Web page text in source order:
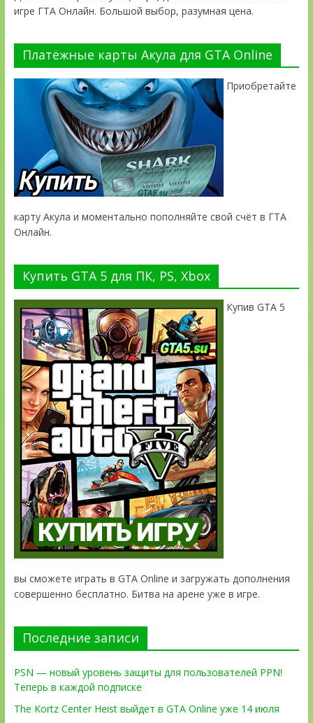
игре ГТА Онлайн. Большой выбор, разумная цена.
Платёжные карты Акула для GTA Online
Приобретайте
карту Акула и моментально пополняйте свой счёт в ГТА
Онлайн.
Купить GTA 5 для ПК, PS, Xbox
Купив GTA 5
вы сможете играть в GTA Online и загружать дополнения
совершенно бесплатно. Битва на арене уже в игре.
Последние записи
PSN — новый уровень защиты для пользователей PPN!
Теперь в каждой подписке
The Kortz Center Heist выйдет в GTA Online уже 14 июля